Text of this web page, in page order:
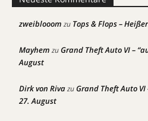
zweiblooom zu Tops & Flops –
Mayhem zuGrand Theft Auto VI –
August
Dirk von RivazuGrand Theft Auto
27. August